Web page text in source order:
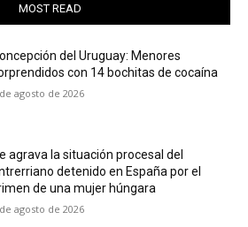
MOST READ
del Uruguay: Menores
con 14 bochitas de cocaína
agosto de 2026
agrava la situación procesal del
detenido en España por el
de una mujer húngara
agosto de 2026